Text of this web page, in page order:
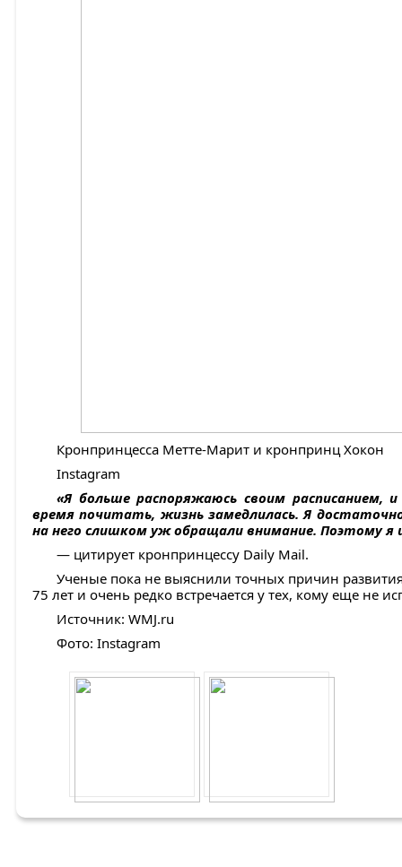
Кронпринцесса Метте-Марит и кронпринц Хокон
Instagram
«Я больше распоряжаюсь своим
время почитать, жизнь замедлилась. Я
на него слишком уж обращали внимание. Поэтому
— цитирует кронпринцессу Daily Mail.
Ученые пока не выяснили точных причин
75 лет и очень редко встречается у тех, кому еще не
Источник: WMJ.ru
Фото: Instagram